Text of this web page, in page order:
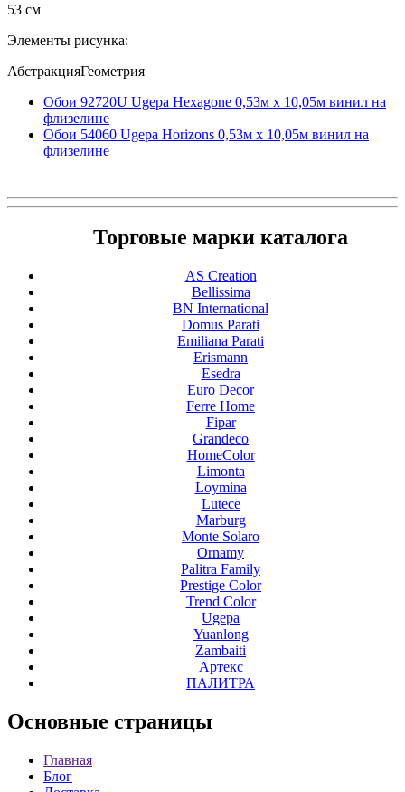
53 см
Элементы рисунка:
АбстракцияГеометрия
Обои 92720U Ugepa Hexagone 0,53м x 10,05м винил на
флизелине
Обои 54060 Ugepa Horizons 0,53м x 10,05м винил на
флизелине
Торговые марки каталога
AS Creation
Bellissima
BN International
Domus Parati
Emiliana Parati
Erismann
Esedra
Euro Decor
Ferre Home
Fipar
Grandeco
HomeColor
Limonta
Loymina
Lutece
Marburg
Monte Solaro
Ornamy
Palitra Family
Prestige Color
Trend Color
Ugepa
Yuanlong
Zambaiti
Артекс
ПАЛИТРА
Основные страницы
Главная
Блог